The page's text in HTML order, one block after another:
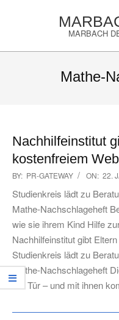
MARBACH
Mathe-
Nachhilfeinstitut
kostenfreiem
2025-
01-
22
BY: PR-GATEWAY ON: 22.
Studienkreis lädt zu
Mathe-Nachschlageheft
wie sie ihrem Kind Hilfe
Nachhilfeinstitut gibt
Studienkreis lädt zu
Mathe-Nachschlageheft
der Tür – und mit ihnen